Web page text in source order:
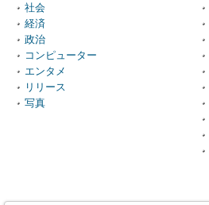
社会
経済
政治
コンピューター
エンタメ
リリース
写真